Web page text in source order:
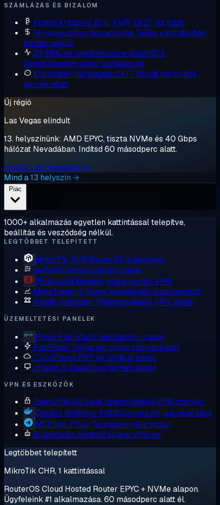
SZÁMLÁZÁS ÉS BIZALOM
Fizess kriptóval BTC, XMR, USDT és több
14 napos pénzvisszafizetés Teljes visszatérítés,
kérdés nélkül
99,95%-os rendelkezésre állási SLA
Rendelkezésre állási vállalásunk
Élő emberi támogatás 24/7Valódi mérnökök,
percek alatt
Új régió
Las Vegas elindult
13. helyszínünk: AMD EPYC, tiszta NVMe és 40 Gbps
hálózat Nevadában. Indítsd 60 másodperc alatt.
Indítás Las Vegasban →
Mind a 13 helyszín →
1000+ alkalmazás egyetlen kattintással telepítve,
beállítás és vesződség nélkül.
LEGTÖBBET TELEPÍTETT
MikroTik CHR RouterOS a felhőben
aaPanel Könnyű tárhelypanel
WireGuard Modern, gyors kernel VPN
MetaTrader 4 Forex kereskedés alapstandard
Hiddify Manager Többprotokollú VPN panel
ÜZEMELTETÉSI PANELEK
Plesk Full-stack webtárhely panel
FastPanel Ingyenes, gyors szerverpanel
CloudPanel PHP és Node.js panel
cPanelA klasszikus tárhelypanel
VPN ÉS ESZKÖZÖK
OpenVPN AS Saját üzemeltetésű VPN szerver
Docker Konténer-futtatókörnyezet, azonnal kész
MTProto Proxy Telegram-natív proxy
BlueStacks Android appok VPS-en
Legtöbbet telepített
MikroTik CHR, 1 kattintással
RouterOS Cloud Hosted Router EPYC + NVMe alapon.
Ügyfeleink #1 alkalmazása. 60 másodperc alatt él.